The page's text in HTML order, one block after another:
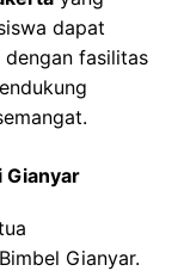
dapat
fasilitas
Gianyar
Gianyar.